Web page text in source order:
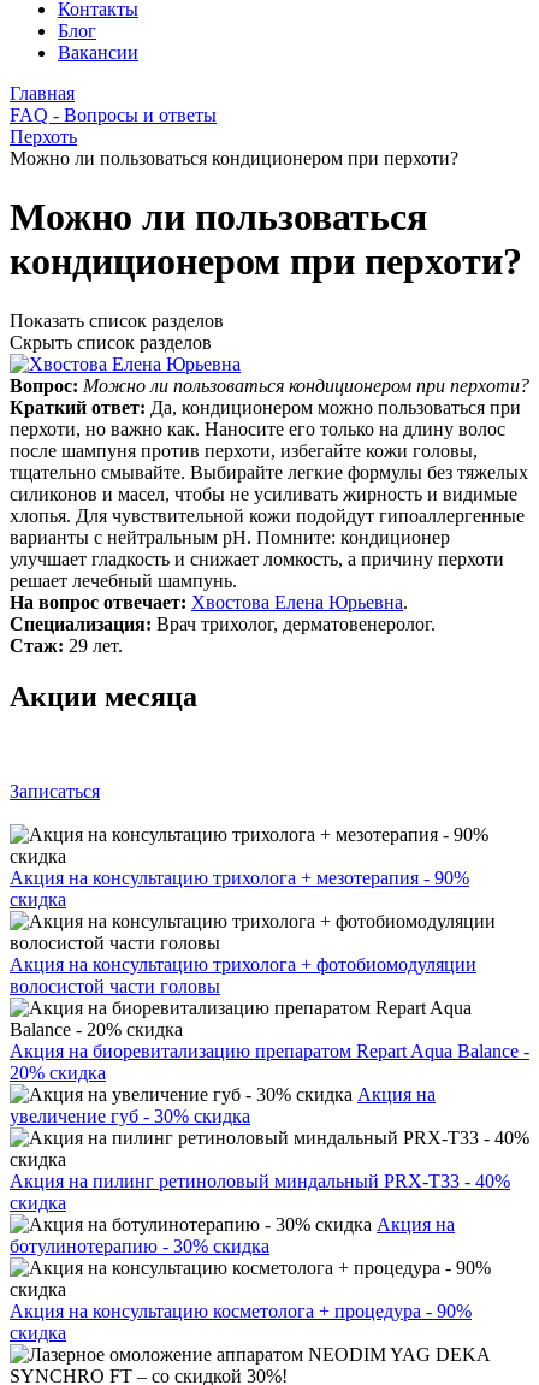
Контакты
Блог
Вакансии
Главная
FAQ - Вопросы и ответы
Перхоть
Можно ли пользоваться кондиционером при перхоти?
Можно ли пользоваться
кондиционером при перхоти?
Показать список разделов
Скрыть список разделов
Вопрос: Можно ли пользоваться кондиционером при перхоти?
Краткий ответ: Да, кондиционером можно пользоваться при
перхоти, но важно как. Наносите его только на длину волос
после шампуня против перхоти, избегайте кожи головы,
тщательно смывайте. Выбирайте легкие формулы без тяжелых
силиконов и масел, чтобы не усиливать жирность и видимые
хлопья. Для чувствительной кожи подойдут гипоаллергенные
варианты с нейтральным pH. Помните: кондиционер
улучшает гладкость и снижает ломкость, а причину перхоти
решает лечебный шампунь.
На вопрос отвечает: Хвостова Елена Юрьевна.
Специализация: Врач трихолог, дерматовенеролог.
Стаж: 29 лет.
Акции месяца
Записаться
Акция на консультацию трихолога + мезотерапия - 90%
скидка
Акция на консультацию трихолога + фотобиомодуляции
волосистой части головы
Акция на биоревитализацию препаратом Repart Aqua Balance -
20% скидка
Акция на
увеличение губ - 30% скидка
Акция на пилинг ретиноловый миндальный PRX-T33 - 40%
скидка
Акция на
ботулинотерапию - 30% скидка
Акция на консультацию косметолога + процедура - 90%
скидка